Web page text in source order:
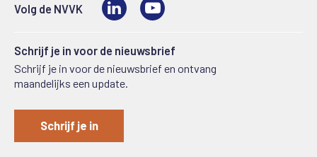
Volg de NVVK LinkedIn
Schrijf je in voor de nieuwsbrief
Schrijf je in voor de nieuwsbrief en ontvang
maandelijks een update.
Schrijf je in